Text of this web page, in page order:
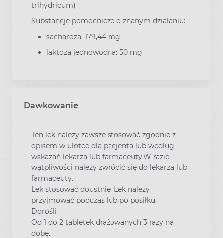
trihydricum)
Substancje pomocnicze o znanym działaniu:
sacharoza: 179,44 mg
laktoza jednowodna: 50 mg
Dawkowanie
Ten lek należy zawsze stosować zgodnie z
opisem w ulotce dla pacjenta lub według
wskazań lekarza lub farmaceuty.W razie
wątpliwości należy zwrócić się do lekarza lub
farmaceuty.
Lek stosować doustnie. Lek należy
przyjmować podczas lub po posiłku.
Dorośli
Od 1 do 2 tabletek drażowanych 3 razy na
dobę.